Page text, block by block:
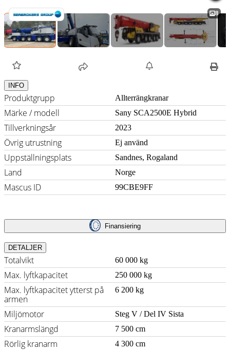
8
INFO
Produktgrupp Allterrängkranar
Märke / modell Sany SCA2500E Hybrid
Tillverkningsår 2023
Övrig utrustning Ej använd
Uppställningsplats Sandnes, Rogaland
Land Norge
Mascus ID 99CBE9FF
Finansiering
DETALJER
Totalvikt 60 000 kg
Max. lyftkapacitet 250 000 kg
Max. lyftkapacitet ytterst på
armen
6 200 kg
Miljömotor Steg V / Del IV Sista
Kranarmslängd 7 500 cm
Rörlig kranarm 4 300 cm